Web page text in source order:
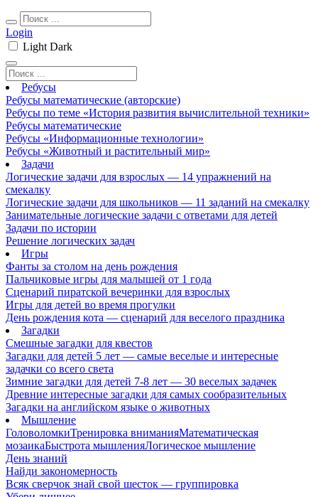
Login
Light Dark
Ребусы
Ребусы математические (авторские)
Ребусы по теме «История развития вычислительной техники»
Ребусы математические
Ребусы «Информационные технологии»
Ребусы «Животный и растительный мир»
Задачи
Логические задачи для взрослых — 14 упражнений на
смекалку
Логические задачи для школьников — 11 заданий на смекалку
Занимательные логические задачи с ответами для детей
Задачи по истории
Решение логических задач
Игры
Фанты за столом на день рождения
Пальчиковые игры для малышей от 1 года
Сценарий пиратской вечеринки для взрослых
Игры для детей во время прогулки
День рождения кота — сценарий для веселого праздника
Загадки
Смешные загадки для квестов
Загадки для детей 5 лет — самые веселые и интересные
задачки со всего света
Зимние загадки для детей 7-8 лет — 30 веселых задачек
Древние интересные загадки для самых сообразительных
Загадки на английском языке о животных
Мышление
ГоловоломкиТренировка вниманияМатематическая
мозаикаБыстрота мышленияЛогическое мышление
День знаний
Найди закономерность
Всяк сверчок знай свой шесток — группировка